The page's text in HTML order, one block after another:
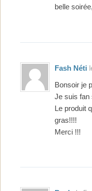
belle
Fash Néti
Bonsoir je
Je suis fan
Le produit
gras!!!!
Merci !!!